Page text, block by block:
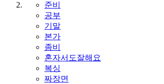
준비
공부
기말
본가
좀비
혼자서도잘해요
복싱
짜장면